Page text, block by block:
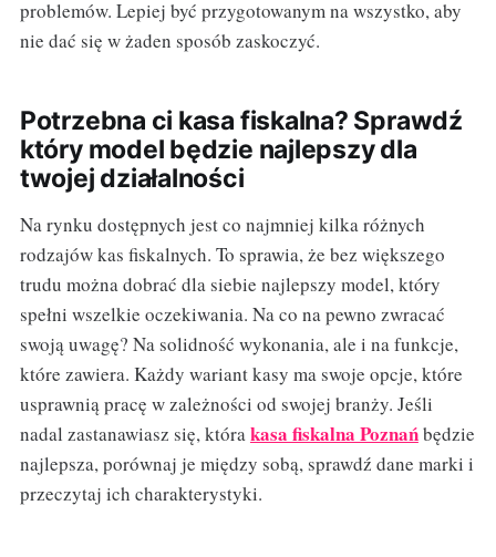
problemów. Lepiej być przygotowanym na wszystko, aby
nie dać się w żaden sposób zaskoczyć.
Potrzebna ci kasa fiskalna? Sprawdź
który model będzie najlepszy dla
twojej działalności
Na rynku dostępnych jest co najmniej kilka różnych
rodzajów kas fiskalnych. To sprawia, że bez większego
trudu można dobrać dla siebie najlepszy model, który
spełni wszelkie oczekiwania. Na co na pewno zwracać
swoją uwagę? Na solidność wykonania, ale i na funkcje,
które zawiera. Każdy wariant kasy ma swoje opcje, które
usprawnią pracę w zależności od swojej branży. Jeśli
nadal zastanawiasz się, którakasa fiskalna Poznańbędzie
najlepsza, porównaj je między sobą, sprawdź dane marki i
przeczytaj ich charakterystyki.